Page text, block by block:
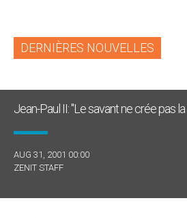
DERNIÈRES NOUVELLES
Jean-Paul II: "Le savant ne crée pas
AUG 31, 2001 00:00
ZENIT STAFF